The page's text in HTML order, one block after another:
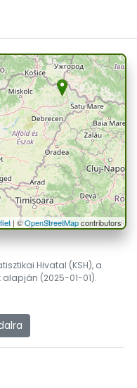
| ©OpenStreetMapcontributors
Hivatal (KSH), a
(2025-01-01).